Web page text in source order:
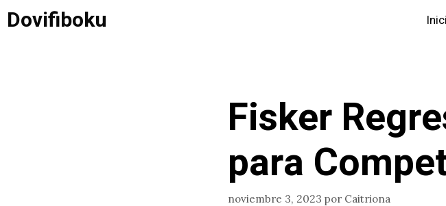
Saltar
alDovifiboku
Fisker
para
noviembre 3, 2023 por Caitriona